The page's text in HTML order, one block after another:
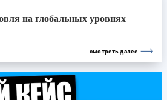
на глобальных уровнях
смотреть далее